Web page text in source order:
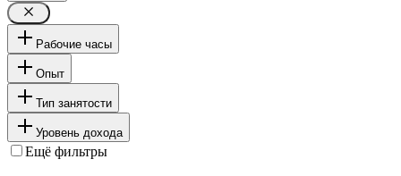
Рабочие часы
Опыт
Тип занятости
Уровень дохода
Ещё фильтры